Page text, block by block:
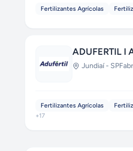
Fertilizantes Agrícolas
ADUFERTIL I
Jundiaí- SP
Fertilizantes Agrícolas
+17